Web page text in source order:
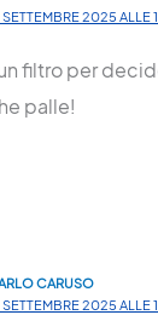
SETTEMBRE 2025 ALLE
filtro per
palle!
CARUSO
SETTEMBRE 2025 ALLE